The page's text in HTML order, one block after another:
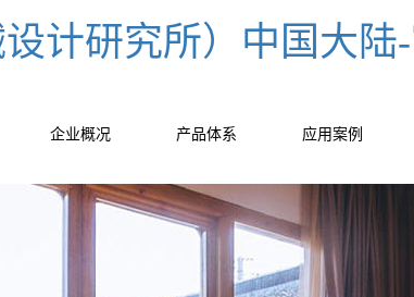
计研究所）中国大陆
企业概况 产品体系 应用案例